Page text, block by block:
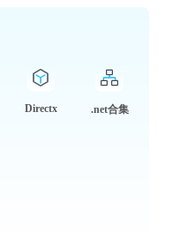
Directx .net合集